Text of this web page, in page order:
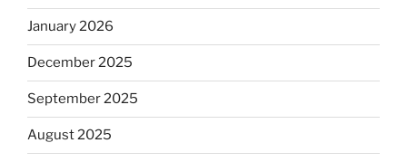
January 2026
December 2025
September 2025
August 2025